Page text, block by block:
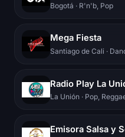
Bogotá · R'n'b, Pop
Mega Fiesta
Santiago de Cali ·
Radio Play La
La Unión · Pop,
Emisora Salsa y